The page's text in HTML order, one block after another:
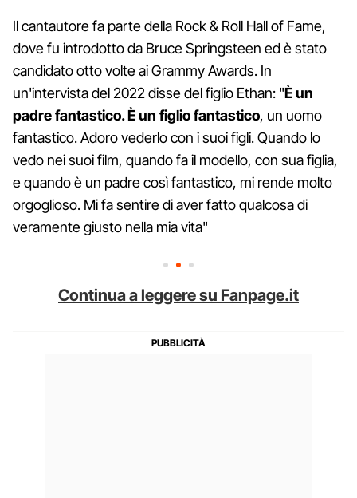
Il cantautore fa parte della Rock & Roll Hall of Fame,
dove fu introdotto da Bruce Springsteen ed è stato
candidato otto volte ai Grammy Awards. In
un'intervista del 2022 disse del figlio Ethan: "È un
padre fantastico. È un figlio fantastico, un uomo
fantastico. Adoro vederlo con i suoi figli. Quando lo
vedo nei suoi film, quando fa il modello, con sua figlia,
e quando è un padre così fantastico, mi rende molto
orgoglioso. Mi fa sentire di aver fatto qualcosa di
veramente giusto nella mia vita"
Continua a leggere su Fanpage.it